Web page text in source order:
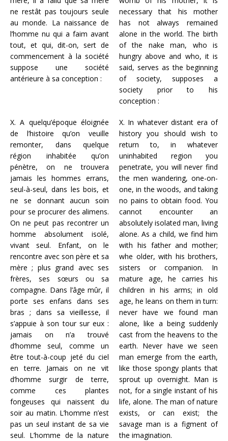
ne restât pas toujours seule
au monde. La naissance de
l’homme nu qui a faim avant
tout, et qui, dit-on, sert de
commencement à la société
suppose une société
antérieure à sa conception :
necessary that his mother
has not always remained
alone in the world. The birth
of the nake man, who is
hungry above and who, it is
said, serves as the beginning
of society, supposes a
society prior to his
conception :
X. A quelqu’époque éloignée
de l’histoire qu’on veuille
remonter, dans quelque
région inhabitée qu’on
pénètre, on ne trouvera
jamais les hommes errans,
seul-à-seul, dans les bois, et
ne se donnant aucun soin
pour se procurer des alimens.
On ne peut pas recontrer un
homme absolument isolé,
vivant seul. Enfant, on le
rencontre avec son père et sa
mère ; plus grand avec ses
frères, ses sœurs ou sa
compagne. Dans l’âge mûr, il
porte ses enfans dans ses
bras ; dans sa vieillesse, il
s’appuie à son tour sur eux :
jamais on n’a trouvé
d’homme seul, comme un
être tout-à-coup jeté du ciel
en terre. Jamais on ne vit
d’homme surgir de terre,
comme ces plantes
fongeuses qui naissent du
soir au matin. L’homme n’est
pas un seul instant de sa vie
seul. L’homme de la nature
X. In whatever distant era of
history you should wish to
return to, in whatever
uninhabited region you
penetrate, you will never find
the men wandering, one-on-
one, in the woods, and taking
no pains to obtain food. You
cannot encounter an
absolutely isolated man, living
alone. As a child, we find him
with his father and mother;
whe older, with his brothers,
sisters or companion. In
mature age, he carries his
children in his arms; in old
age, he leans on them in turn:
never have we found man
alone, like a being suddenly
cast from the heavens to the
earth. Never have we seen
man emerge from the earth,
like those spongy plants that
sprout up overnight. Man is
not, for a single instant of his
life, alone. The man of nature
exists, or can exist; the
savage man is a figment of
the imagination.